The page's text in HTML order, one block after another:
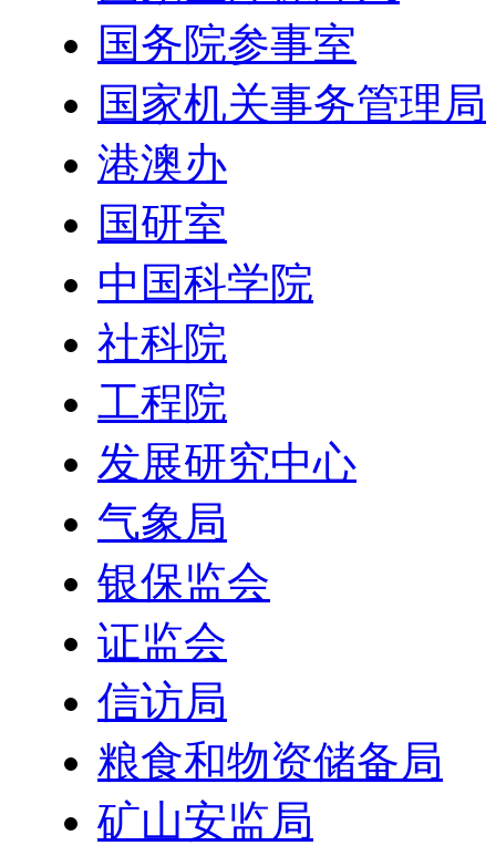
国务院参事室
国家机关事务管理局
港澳办
国研室
中国科学院
社科院
工程院
发展研究中心
气象局
银保监会
证监会
信访局
粮食和物资储备局
矿山安监局